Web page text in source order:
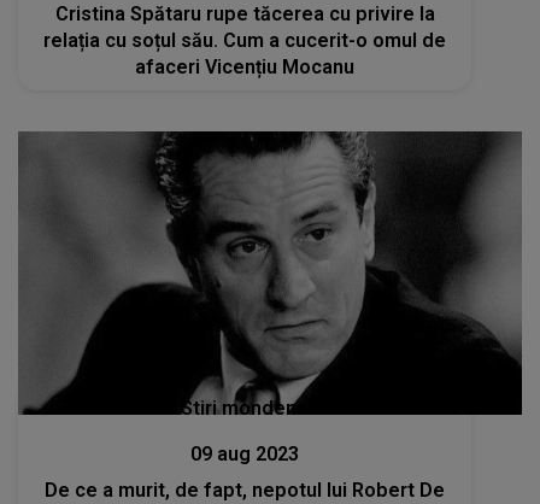
Cristina Spătaru rupe tăcerea cu privire la
relația cu soțul său. Cum a cucerit-o omul de
afaceri Vicențiu Mocanu
Stiri mondene
09 aug 2023
De ce a murit, de fapt, nepotul lui Robert De